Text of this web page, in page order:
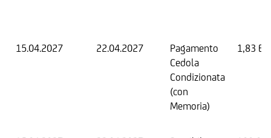
15.04.2027 22.04.2027
Pagamento
Cedola
Condizionata
(con
Memoria)
1,83